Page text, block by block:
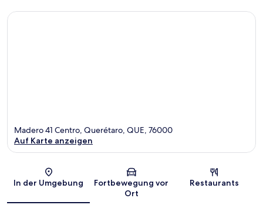
Karte
Madero 41 Centro, Querétaro, QUE, 76000
Auf Karte anzeigen
In der Umgebung
Fortbewegung vor
Ort
Restaurants